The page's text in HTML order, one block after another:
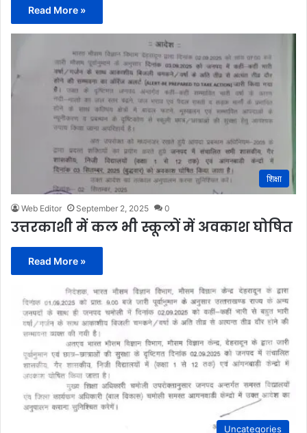
Read More »
शिक्षा
Web Editor September 2, 2025 0
उत्तरकाशी में कल भी स्कूलों में अवकाश घोषित
Read More »
Uncategories